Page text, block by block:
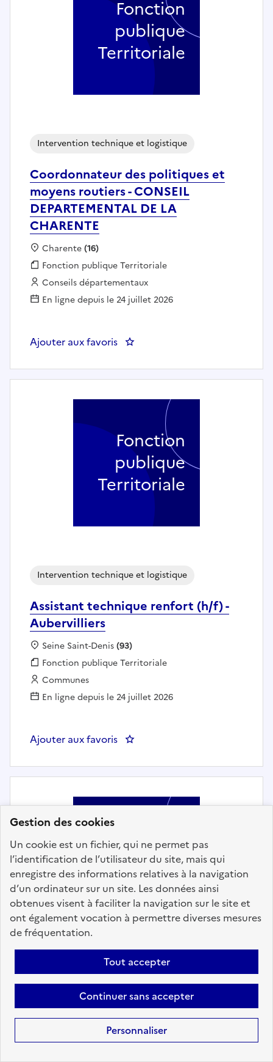
Gestion des cookies
Un cookie est un fichier, qui ne permet pas
l’identification de l’utilisateur du site, mais qui
enregistre des informations relatives à la navigation
d’un ordinateur sur un site. Les données ainsi
obtenues visent à faciliter la navigation sur le site et
ont également vocation à permettre diverses mesures
de fréquentation.
Tout accepter
Continuer sans accepter
Personnaliser
Coordonnateur des politiques et
moyens routiers - CONSEIL
DEPARTEMENTAL DE LA
CHARENTE
Intervention technique et logistique
Localisation :
Charente(16)
Fonction publique :
Fonction publique Territoriale
Employeur :
Conseils départementaux
En ligne depuis le 24 juillet 2026
Ajouter aux favoris : Coordonnateur des politiques
Fonction
publique
Territoriale
Assistant technique renfort (h/f) -
Aubervilliers
Intervention technique et logistique
Localisation :
Seine Saint-Denis(93)
Fonction publique :
Fonction publique Territoriale
Employeur :
Communes
En ligne depuis le 24 juillet 2026
Ajouter aux favoris : Assistant technique renfort
Fonction
publique
Territoriale
Agent de propreté - MAIRIE DE
CARQUEFOU
Intervention technique et logistique
Localisation :
Loire Atlantique(44)
Fonction
publique
Territoriale